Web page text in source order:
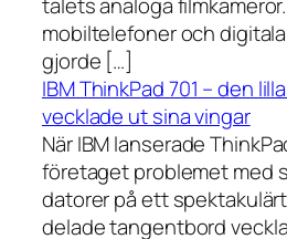
talets analoga
mobiltelefoner och
gjorde […]
IBM ThinkPad 701 – den
vecklade ut sina vingar
När IBM lanserade
företaget problemet med
datorer på ett
delade tangentbord